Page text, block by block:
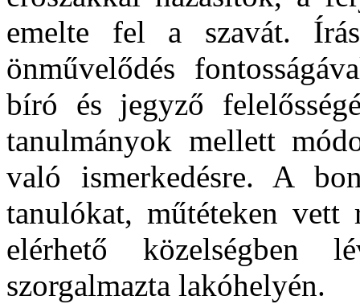
emelte fel a szavát.
önművelődés
bíró és jegyző
tanulmányok mellett
való ismerkedésre. A
tanulókat, műtéteken vett
elérhető közelségben
szorgalmazta lakóhelyén.